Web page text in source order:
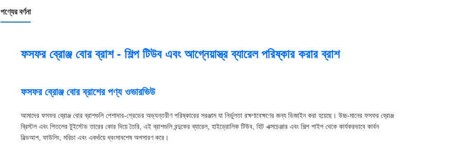
পণ্যের বর্ণনা
ফসফর ব্রোঞ্জ বোর ব্রাশ - শিল্প টিউব এবং আগ্নেয়াস্ত্র ব্যারেল পরিষ্কার করার ব্রাশ
ফসফর ব্রোঞ্জ বোর ব্রাশের পণ্য ওভারভিউ
আমাদের ফসফর ব্রোঞ্জ বোর ব্রাশগুলি পেশাদার-গ্রেডের অভ্যন্তরীণ পরিষ্কারের সরঞ্জাম যা নির্ভুলতা রক্ষণাবেক্ষণের জন্য ডিজাইন করা হয়েছে। উচ্চ-মানের ফসফর ব্রোঞ্জ
ব্রিস্টল এবং পিতলের টুইস্টেড তারের কোর দিয়ে তৈরি, এই ব্রাশগুলি বন্দুকের ব্যারেল, হাইড্রোলিক টিউব, হিট এক্সচেঞ্জার এবং শিল্প পাইপ থেকে কার্যকরভাবে কার্বন
বিল্ডআপ, ফাউলিং, মরিচা এবং একগুঁয়ে ধ্বংসাবশেষ অপসারণ করে।